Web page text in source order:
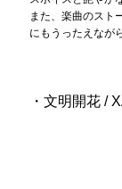
また、楽曲のスト
にもうったえなが
・文明開花 /